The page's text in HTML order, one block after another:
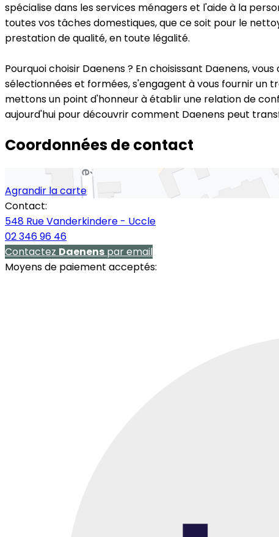
spécialise dans les services ménagers et l'aide à la
toutes vos tâches domestiques, que ce soit pour le
prestation de qualité, en toute légalité.
Pourquoi choisir Daenens ? En choisissant Daenens,
sélectionnées et formées, s'engagent à vous fournir un
mettons un point d'honneur à établir une relation de
aujourd'hui pour découvrir comment Daenens peut
Coordonnées de contact
Agrandir la carte
Contact:
548 Rue Vanderkindere - Uccle
02 346 96 46
Contactez Daenens par email
Moyens de paiement acceptés: